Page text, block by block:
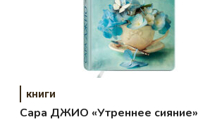
книги
Сара ДЖИО «Утреннее сияние»